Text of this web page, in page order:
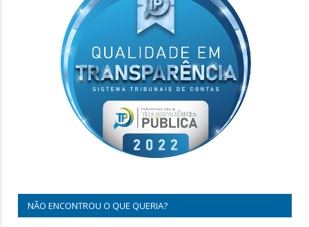
NÃO ENCONTROU O QUE QUERIA?